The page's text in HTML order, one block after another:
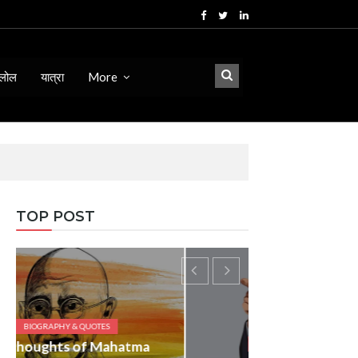
यात्रा More
TOP POST
BIOGRAPHY & QUOTES